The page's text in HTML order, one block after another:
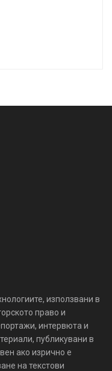
използвани в
право и
интервюта и
публикувани в
ако изрично е
на текстови